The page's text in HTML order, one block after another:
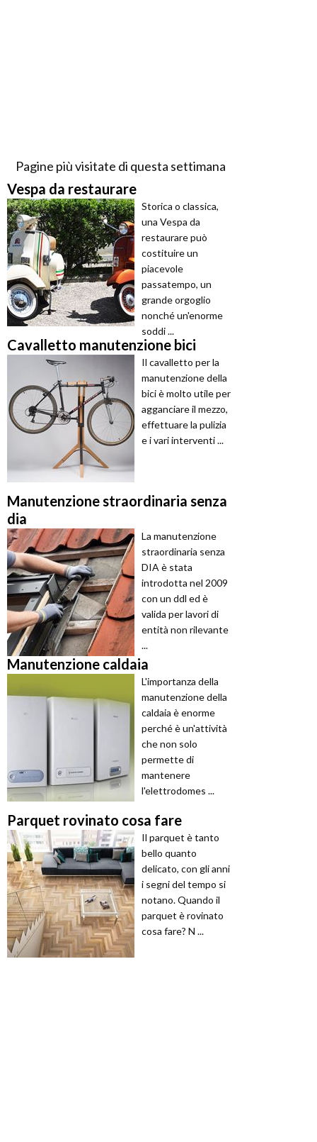
Pagine più visitate di questa settimana
Vespa da restaurare
Storica o classica,
una Vespa da
restaurare può
costituire un
piacevole
passatempo, un
grande orgoglio
nonché un'enorme
soddi ...
Cavalletto manutenzione bici
Il cavalletto per la
manutenzione della
bici è molto utile per
agganciare il mezzo,
effettuare la pulizia
e i vari interventi ...
Manutenzione straordinaria senza
dia
La manutenzione
straordinaria senza
DIA è stata
introdotta nel 2009
con un ddl ed è
valida per lavori di
entità non rilevante
...
Manutenzione caldaia
L'importanza della
manutenzione della
caldaia è enorme
perché è un'attività
che non solo
permette di
mantenere
l'elettrodomes ...
Parquet rovinato cosa fare
Il parquet è tanto
bello quanto
delicato, con gli anni
i segni del tempo si
notano. Quando il
parquet è rovinato
cosa fare? N ...